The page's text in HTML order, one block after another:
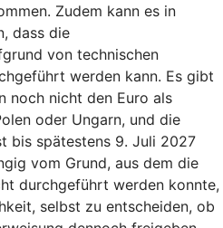
Zudem kann es in
dass die
von technischen
werden kann. Es gibt
noch nicht den Euro als
oder Ungarn, und die
bis spätestens 9. Juli 2027
vom Grund, aus dem die
durchgeführt werden konnte,
selbst zu entscheiden, ob